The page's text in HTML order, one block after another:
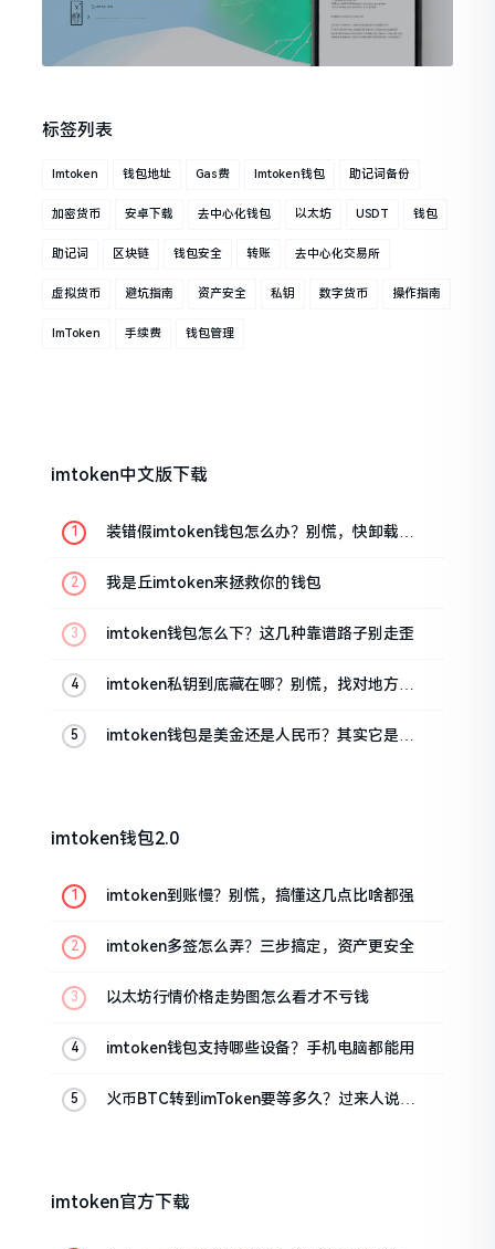
标签列表
Imtoken 钱包地址 Gas费 Imtoken钱包 助记词备份
加密货币 安卓下载 去中心化钱包 以太坊 USDT 钱包
助记词 区块链 钱包安全 转账 去中心化交易所
虚拟货币 避坑指南 资产安全 私钥 数字货币 操作指南
ImToken 手续费 钱包管理
imtoken中文版下载
装错假imtoken钱包怎么办？别慌，快卸载，
我是丘imtoken来拯救你的钱包
imtoken钱包怎么下？这几种靠谱路子别走歪
imtoken私钥到底藏在哪？别慌，找对地方才
imtoken钱包是美金还是人民币？其实它是个
imtoken钱包2.0
imtoken到账慢？别慌，搞懂这几点比啥都强
imtoken多签怎么弄？三步搞定，资产更安全
以太坊行情价格走势图怎么看才不亏钱
imtoken钱包支持哪些设备？手机电脑都能用
火币BTC转到imToken要等多久？过来人说说
imtoken官方下载